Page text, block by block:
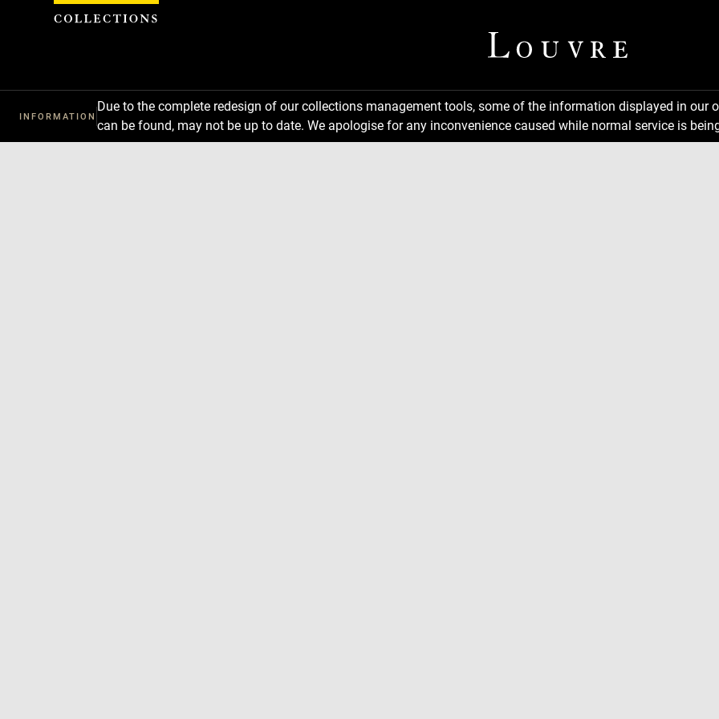
INFORMATION
Due to the complete redesign of our collections management tools, some of the information displayed in
can be found, may not be up to date. We apologise for any inconvenience caused while normal service is
Cookies management panel